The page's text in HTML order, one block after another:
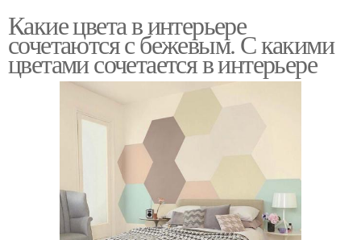
Какие цвета в интерьере
сочетаются с бежевым. С какими
цветами сочетается в интерьере